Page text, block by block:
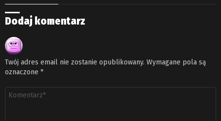
Dodaj komentarz
Twój adres email nie zostanie opublikowany. Wymagane pola są
oznaczone *